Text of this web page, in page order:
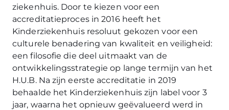
ziekenhuis. Door te kiezen voor een
accreditatieproces in 2016 heeft het
Kinderziekenhuis resoluut gekozen voor een
culturele benadering van kwaliteit en veiligheid:
een filosofie die deel uitmaakt van de
ontwikkelingsstrategie op lange termijn van het
H.U.B. Na zijn eerste accreditatie in 2019
behaalde het Kinderziekenhuis zijn label voor 3
jaar, waarna het opnieuw geëvalueerd werd in